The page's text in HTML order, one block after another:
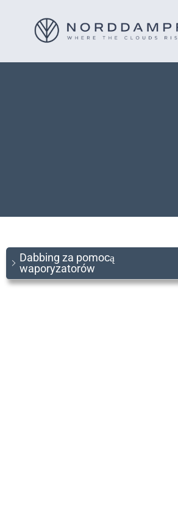
Dabbing za pomocą
waporyzatorów